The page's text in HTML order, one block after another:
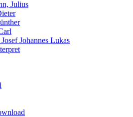
Julius
Johannes Lukas